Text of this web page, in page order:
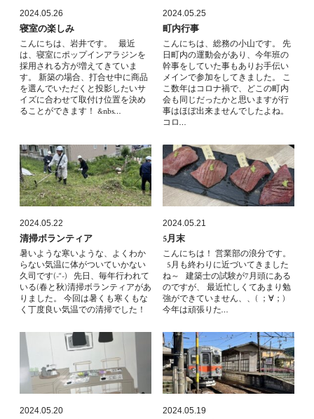
2024.05.26
寝室の楽しみ
こんにちは、岩井です。 最近
は、寝室にポップインアラジンを
採用される方が増えてきていま
す。 新築の場合、打合せ中に商品
を選んでいただくと投影したいサ
イズに合わせて取付け位置を決め
ることができます！ &nbs…
2024.05.25
町内行事
こんにちは、総務の小山です。 先
日町内の運動会があり、今年班の
幹事をしていた事もありお手伝い
メインで参加をしてきました。 こ
こ数年はコロナ禍で、どこの町内
会も同じだったかと思いますが行
事はほぼ出来ませんでしたよね。
コロ…
2024.05.22
清掃ボランティア
暑いような寒いような、よくわか
らない気温に体がついていかない
久司です(-“-) 先日、毎年行われて
いる(春と秋)清掃ボランティアがあ
りました。 今回は暑くも寒くもな
く丁度良い気温での清掃でした！
2024.05.21
5月末
こんにちは！ 営業部の浪分です。
5月も終わりに近づいてきました
ね～ 建築士の試験が7月頭にある
のですが、 最近忙しくてあまり勉
強ができていません、、( ；∀；)
今年は頑張りた…
2024.05.20 2024.05.19